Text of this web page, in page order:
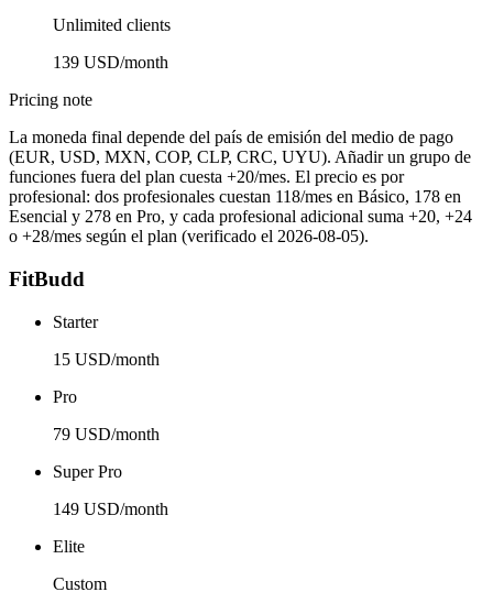
Unlimited clients
139 USD/month
Pricing note
La moneda final depende del país de emisión del medio de pago
(EUR, USD, MXN, COP, CLP, CRC, UYU). Añadir un grupo de
funciones fuera del plan cuesta +20/mes. El precio es por
profesional: dos profesionales cuestan 118/mes en Básico, 178 en
Esencial y 278 en Pro, y cada profesional adicional suma +20, +24
o +28/mes según el plan (verificado el 2026-08-05).
FitBudd
Starter
15 USD/month
Pro
79 USD/month
Super Pro
149 USD/month
Elite
Custom